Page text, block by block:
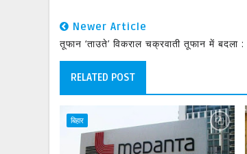
Newer Article
तूफान ‘ताउते’ विकराल चक्रवाती तूफान में बदला
RELATED POST
बिहार